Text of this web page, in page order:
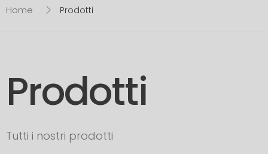
Home Prodotti
Prodotti
Tutti i nostri prodotti